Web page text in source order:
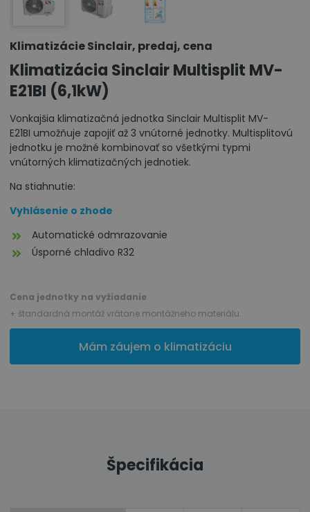
Klimatizácie Sinclair, predaj, cena
Klimatizácia Sinclair Multisplit MV-
E21BI (6,1kW)
Vonkajšia klimatizačná jednotka Sinclair Multisplit MV-
E21BI umožňuje zapojiť až 3 vnútorné jednotky. Multisplitovú
jednotku je možné kombinovať so všetkými typmi
vnútorných klimatizačných jednotiek.
Na stiahnutie:
Vyhlásenie o zhode
Automatické odmrazovanie
Úsporné chladivo R32
Cena jednotky na vyžiadanie
+ štandardná montáž vrátane montážneho materiálu.
Mám záujem o klimatizáciu
Špecifikácia